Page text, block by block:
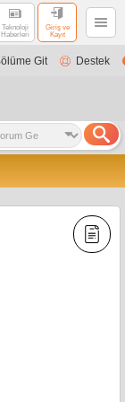
Teknoloji
Haberleri
Giriş ve
Kayıt
Git Destek